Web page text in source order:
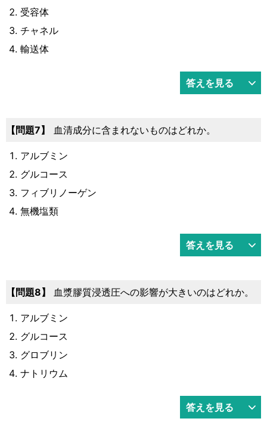
受容体
チャネル
輸送体
答えを見る
7 血清成分に含まれないものはどれか。
アルブミン
グルコース
フィブリノーゲン
無機塩類
答えを見る
8 血漿膠質浸透圧への影響が大きいのはどれか。
アルブミン
グルコース
グロブリン
ナトリウム
答えを見る